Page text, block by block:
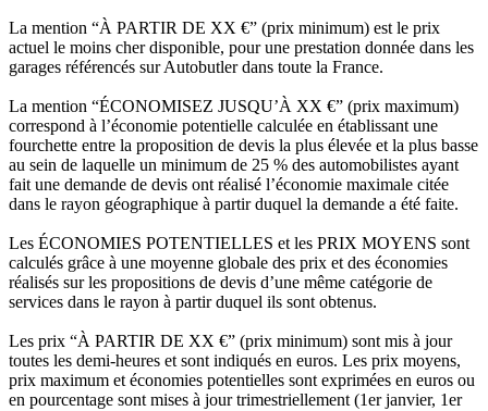
La mention “À PARTIR DE XX €” (prix minimum) est le prix
actuel le moins cher disponible, pour une prestation donnée dans les
garages référencés sur Autobutler dans toute la France.
La mention “ÉCONOMISEZ JUSQU’À XX €” (prix maximum)
correspond à l’économie potentielle calculée en établissant une
fourchette entre la proposition de devis la plus élevée et la plus basse
au sein de laquelle un minimum de 25 % des automobilistes ayant
fait une demande de devis ont réalisé l’économie maximale citée
dans le rayon géographique à partir duquel la demande a été faite.
Les ÉCONOMIES POTENTIELLES et les PRIX MOYENS sont
calculés grâce à une moyenne globale des prix et des économies
réalisés sur les propositions de devis d’une même catégorie de
services dans le rayon à partir duquel ils sont obtenus.
Les prix “À PARTIR DE XX €” (prix minimum) sont mis à jour
toutes les demi-heures et sont indiqués en euros. Les prix moyens,
prix maximum et économies potentielles sont exprimées en euros ou
en pourcentage sont mises à jour trimestriellement (1er janvier, 1er